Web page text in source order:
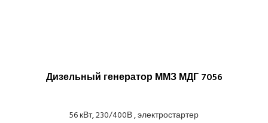
Дизельный генератор ММЗ МДГ 7056
56 кВт, 230/400В , электростартер